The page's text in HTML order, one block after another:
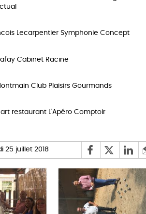
Lecarpentier Symphonie Concept
Cabinet Racine
Club Plaisirs Gourmands
restaurant L'Apéro Comptoir
25 juillet 2018